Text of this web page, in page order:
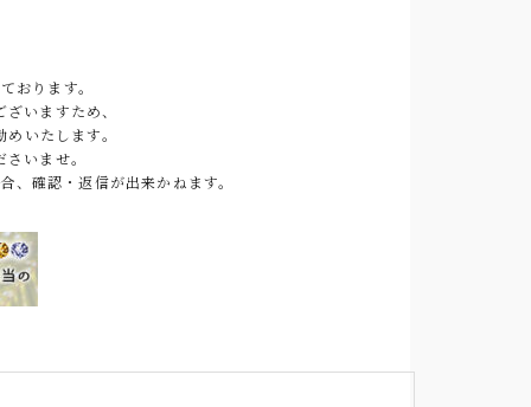
おります。
いますため、
いたします。
いませ。
確認・返信が出来かねます。